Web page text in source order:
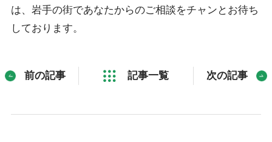
は、岩手の街であなたからのご相談をチャンとお待ち
しております。
前の記事 記事一覧 次の記事